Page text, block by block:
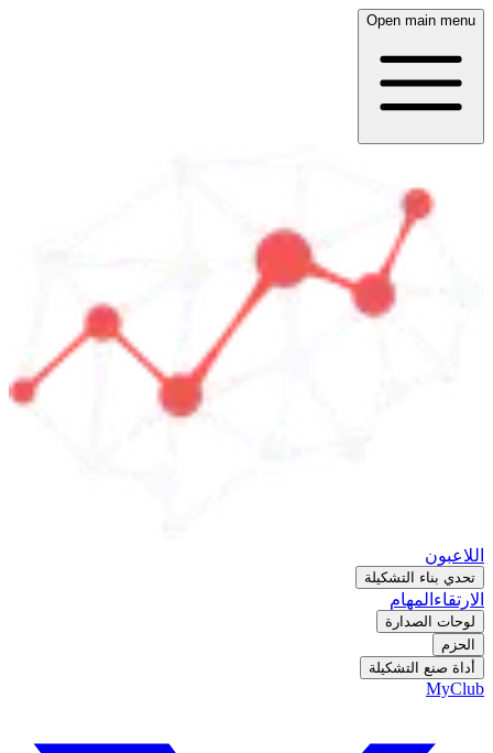
Open main menu
اللاعبون
تحدي بناء التشكيلة
الارتقاء المهام
لوحات الصدارة
الحزم
أداة صنع التشكيلة
MyClub